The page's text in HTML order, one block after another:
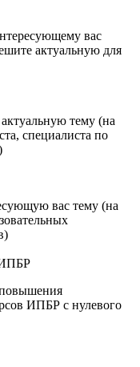
вас
актуальную для
тему (на
специалиста по
вас тему (на
повышения
ИПБР с нулевого